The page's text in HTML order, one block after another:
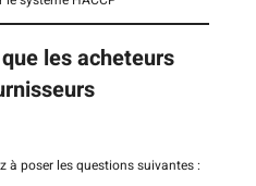
les acheteurs
à poser les questions suivantes :